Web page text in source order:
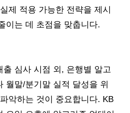
제 적용 가능한 전략을 제시
이는 데 초점을 맞춥니다.
출 심사 시점 외, 은행별 알고
월말/분기말 실적 달성을 위
악하는 것이 중요합니다. KB